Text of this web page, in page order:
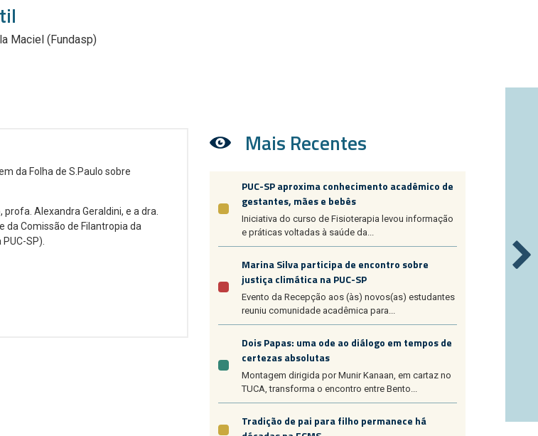
Maciel (Fundasp)
da Folha de S.Paulo sobre
Alexandra Geraldini, e a dra.
da Comissão de Filantropia da
SP).
Mais Recentes
PUC-SP aproxima conhecimento acadêmico de
gestantes, mães e bebês
Iniciativa do curso de Fisioterapia levou informação
e práticas voltadas à saúde da...
Marina Silva participa de encontro sobre
justiça climática na PUC-SP
Evento da Recepção aos (às) novos(as) estudantes
reuniu comunidade acadêmica para...
Dois Papas: uma ode ao diálogo em tempos de
certezas absolutas
Montagem dirigida por Munir Kanaan, em cartaz no
TUCA, transforma o encontro entre Bento...
Tradição de pai para filho permanece há